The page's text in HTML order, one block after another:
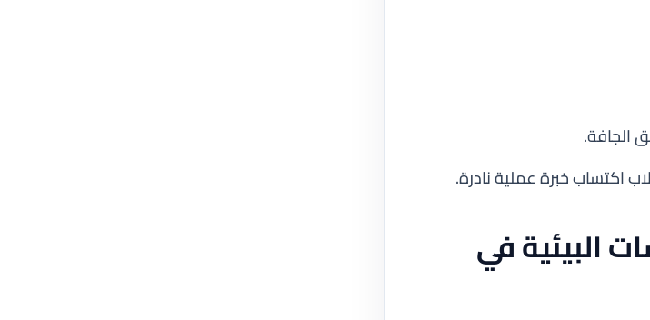
الجافة.
اكتساب خبرة عملية نادرة.
البيئية في